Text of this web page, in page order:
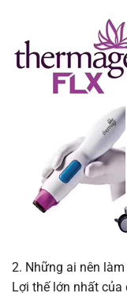
2. Những ai nên
Lợi thế lớn nhất của